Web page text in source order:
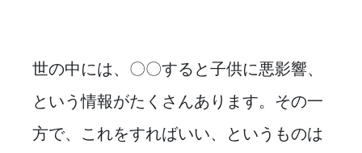
世の中には、〇〇すると子供に悪影響、
という情報がたくさんあります。その一
方で、これをすればいい、というものは